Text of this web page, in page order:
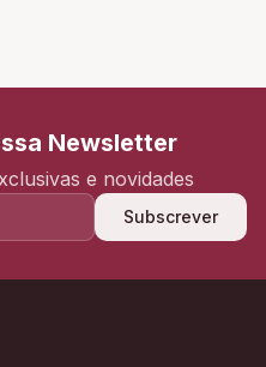
Newsletter
e novidades
Subscrever